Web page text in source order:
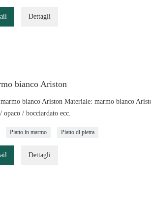
Dettagli
bianco Ariston
bianco Ariston Materiale: marmo bianco
/ bocciardato ecc.
Piatto in marmo Piatto di pietra
Dettagli